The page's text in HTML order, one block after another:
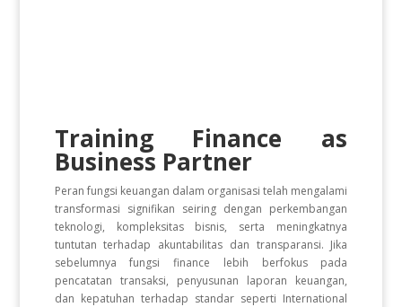
Training Finance as
Business Partner
Peran fungsi keuangan dalam organisasi telah mengalami
transformasi signifikan seiring dengan perkembangan
teknologi, kompleksitas bisnis, serta meningkatnya
tuntutan terhadap akuntabilitas dan transparansi. Jika
sebelumnya fungsi finance lebih berfokus pada
pencatatan transaksi, penyusunan laporan keuangan,
dan kepatuhan terhadap standar seperti International